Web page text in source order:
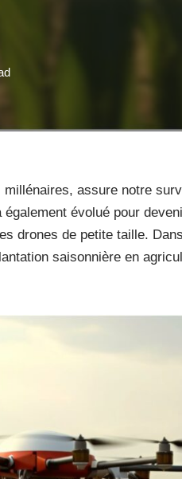
assure notre
évolué pour
drones de petite taille.
saisonnière en